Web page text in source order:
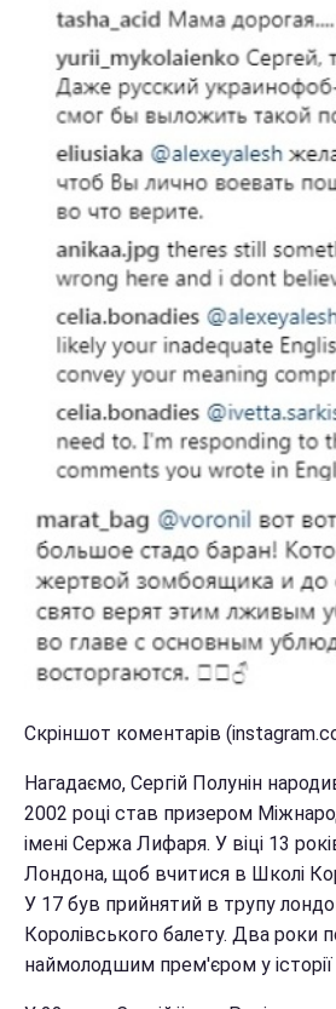
Скріншот коментарів
Нагадаємо, Сергій Полунін
2002 році став призером
імені Сержа Лифаря. У віці 13
Лондона, щоб вчитися в Школі
У 17 був прийнятий в трупу
Королівського балету. Два роки
наймолодшим прем'єром у історії